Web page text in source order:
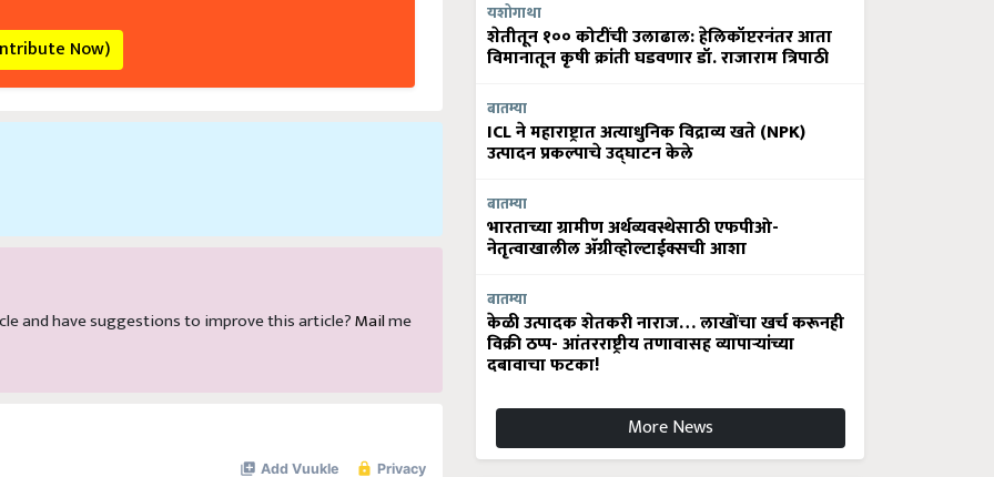
Now)
and have suggestions to improve this article? Mail
यशोगाथा
शेतीतून १०० कोटींची उलाढाल: हेलिकॉप्टरनंतर आता
विमानातून कृषी क्रांती घडवणार डॉ. राजाराम त्रिपाठी
बातम्या
ICL ने महाराष्ट्रात अत्याधुनिक विद्राव्य खते (NPK)
उत्पादन प्रकल्पाचे उद्घाटन केले
बातम्या
भारताच्या ग्रामीण अर्थव्यवस्थेसाठी एफपीओ-
नेतृत्वाखालील अ‍ॅग्रीव्होल्टाईक्सची आशा
बातम्या
केळी उत्पादक शेतकरी नाराज… लाखोंचा खर्च करूनही
विक्री ठप्प- आंतरराष्ट्रीय तणावासह व्यापाऱ्यांच्या
दबावाचा फटका!
More News